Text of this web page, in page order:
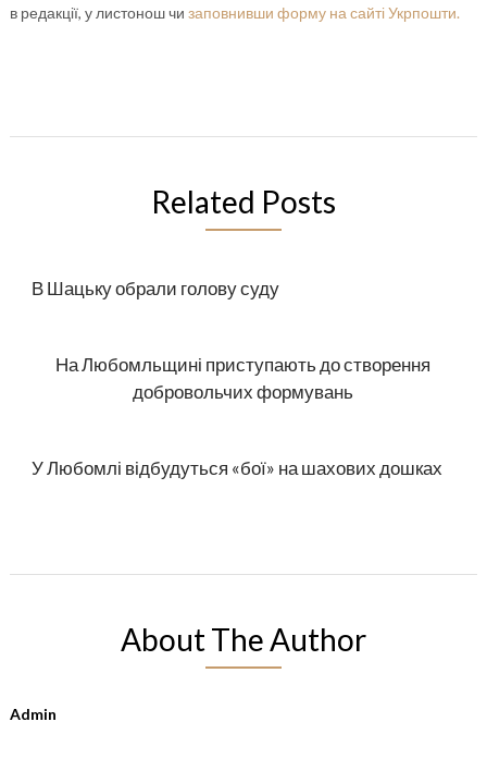
в редакції, у листонош чи заповнивши форму на сайті Укрпошти.
Related Posts
В Шацьку обрали голову суду
На Любомльщині приступають до створення
добровольчих формувань
У Любомлі відбудуться «бої» на шахових дошках
About The Author
Admin